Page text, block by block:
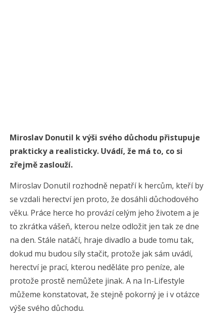
Miroslav Donutil k výši svého důchodu přistupuje
prakticky a realisticky. Uvádí, že má to, co si
zřejmě zaslouží.
Miroslav Donutil rozhodně nepatří k hercům, kteří by
se vzdali herectví jen proto, že dosáhli důchodového
věku. Práce herce ho provází celým jeho životem a je
to zkrátka vášeň, kterou nelze odložit jen tak ze dne
na den. Stále natáčí, hraje divadlo a bude tomu tak,
dokud mu budou síly stačit, protože jak sám uvádí,
herectví je prací, kterou neděláte pro peníze, ale
protože prostě nemůžete jinak. A na In-Lifestyle
můžeme konstatovat, že stejně pokorný je i v otázce
výše svého důchodu.